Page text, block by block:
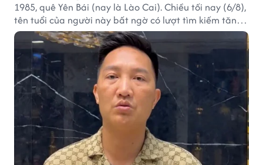
1985, quê Yên Bái (nay là Lào Cai). Chiều tối nay (6/8),
tên tuổi của người này bất ngờ có lượt tìm kiếm tăng
vọt.